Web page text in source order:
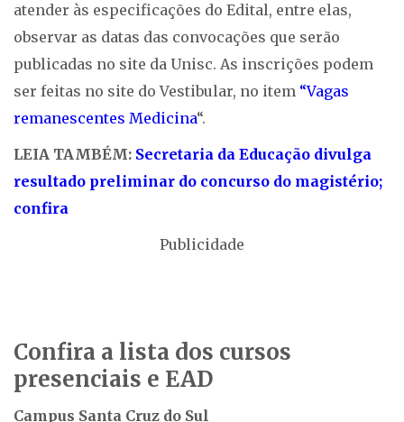
atender às especificações do Edital, entre elas,
observar as datas das convocações que serão
publicadas no site da Unisc. As inscrições podem
ser feitas no site do Vestibular, no item “Vagas
remanescentes Medicina“.
LEIA TAMBÉM: Secretaria da Educação divulga
resultado preliminar do concurso do magistério;
confira
Publicidade
Confira a lista dos cursos
presenciais e EAD
Campus Santa Cruz do Sul